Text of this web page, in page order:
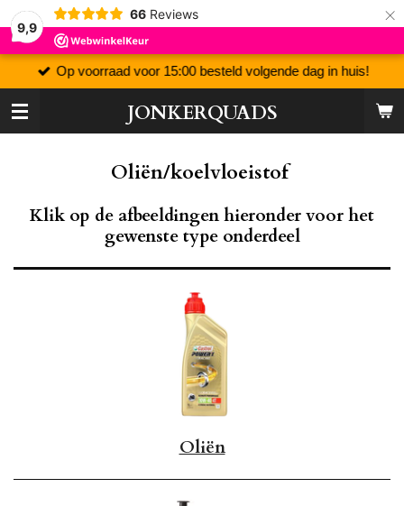
9,9
66 Reviews ×
JONKERQUADS
Op voorraad voor 15:00 besteld volgende dag in huis!
Oliën/koelvloeistof
Klik op de afbeeldingen hieronder voor het
gewenste type onderdeel
Oliën